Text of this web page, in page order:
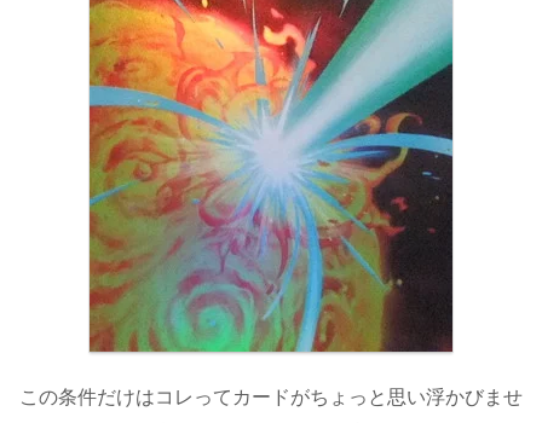
この条件だけはコレってカードがちょっと思い浮かびませ